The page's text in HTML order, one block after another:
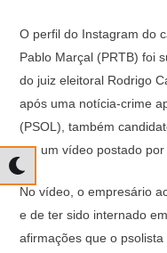
O perfil do Instagram do
Pablo Marçal (PRTB) foi
do juiz eleitoral Rodrigo
após uma notícia-crime
(PSOL), também
em um vídeo postado por
No vídeo, o empresário
e de ter sido internado
afirmações que o